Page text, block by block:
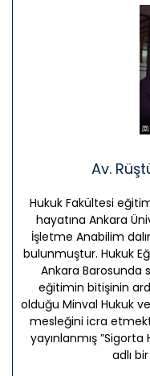
Av.
Hukuk Fakültesi
hayatına Ankara
İşletme Anabilim
bulunmuştur. Hukuk
Ankara Barosunda
eğitimin bitişinin
olduğu Minval Hukuk
mesleğini icra
yayınlanmış
adlı